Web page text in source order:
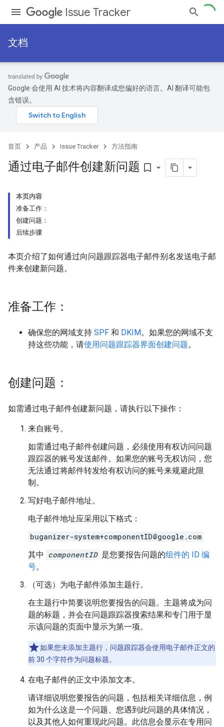
Issue Tracker
文档
Google 会使用 AI 技术将内容翻译成您偏好的语言。AI 翻译可能包
含错误。
首页 产品 Issue Tracker 方法指南
通过电子邮件创建新问题 bookmark_border
本页内容
准备工作：
创建问题：
后续步骤
本页介绍了如何通过向问题跟踪器电子邮件别名发送电子邮
件来创建新问题。
准备工作：
确保您的网域支持 SPF 和 DKIM。如果您的网域不支
持这些功能，请使用问题跟踪器界面创建问题。
创建问题：
如需通过电子邮件创建新问题，请执行以下操作：
来自账号。
如需通过电子邮件创建问题，必须使用有权访问问题
跟踪器的账号发送邮件。如果您的账号无权访问，您
无法通过将邮件转发给有权访问的账号来规避此限
制。
写好电子邮件地址。
电子邮件地址应采用以下格式：
buganizer-system+componentID@google.com
其中 componentID 是您要报告问题的组件的 ID 编
号。
（可选）为电子邮件添加主题行。
在主题行中简要说明您要报告的问题。主题将成为问
题的标题，并会在问题跟踪器搜索结果和专门用于显
示该问题的页面中显示为第一项。
如果您未添加主题行，问题跟踪器会使用电子邮件正文的
前 30 个字符作为问题标题。
在电子邮件的正文中添加文本。
请详细说明您要报告的问题，包括相关详细信息，例
如为什么这是一个问题、您遇到此问题的具体情况，
以及其他人如何重现此问题。此信息会显示在专用问